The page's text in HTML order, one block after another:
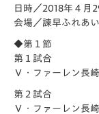
日時／2018年４月
会場／諫早ふれあ
◆第１節
第１試合
Ｖ・ファーレン
第２試合
Ｖ・ファーレ